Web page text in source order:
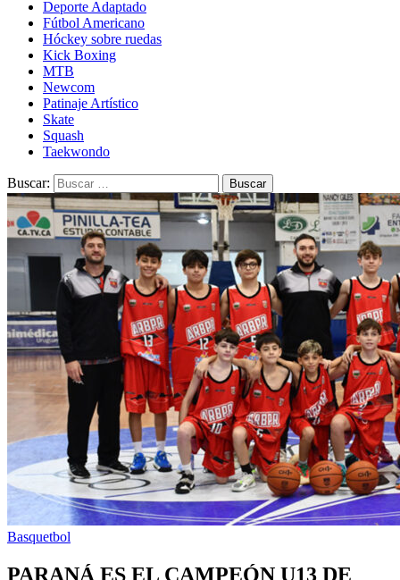
Deporte Adaptado
Fútbol Americano
Hóckey sobre ruedas
Kick Boxing
MTB
Newcom
Patinaje Artístico
Skate
Squash
Taekwondo
Buscar:
Basquetbol
PARANÁ ES EL CAMPEÓN U13 DE